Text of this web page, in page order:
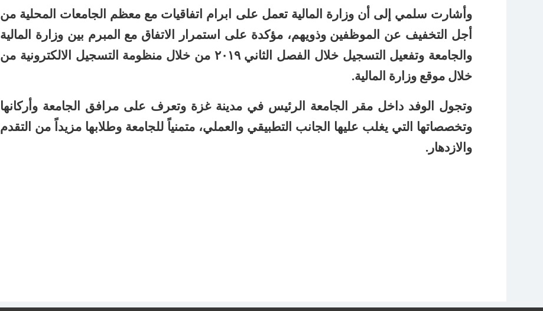
وأشارت سلمي إلى أن وزارة المالية تعمل على ابرام اتفاقيات مع معظم الجامعات المحلية من
أجل التخفيف عن الموظفين وذويهم، مؤكدة على استمرار الاتفاق مع المبرم بين وزارة المالية
والجامعة وتفعيل التسجيل خلال الفصل الثاني ٢٠١٩ من خلال منظومة التسجيل الالكترونية من
خلال موقع وزارة المالية.
وتجول الوفد داخل مقر الجامعة الرئيس في مدينة غزة وتعرف على مرافق الجامعة وأركانها
وتخصصاتها التي يغلب عليها الجانب التطبيقي والعملي، متمنياً للجامعة وطلابها مزيداً من التقدم
والازدهار.